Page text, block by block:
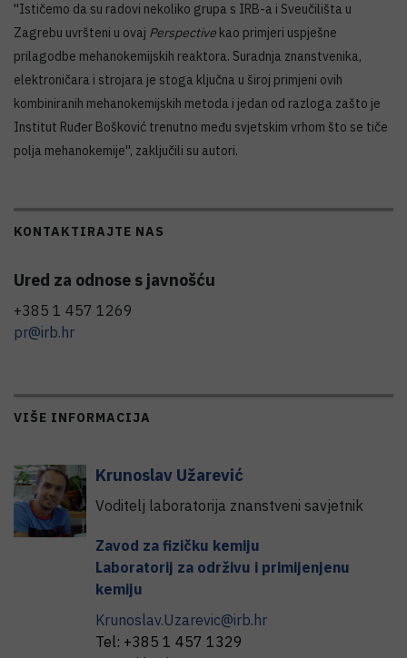
''Ističemo da su radovi nekoliko grupa s IRB-a i Sveučilišta u
Zagrebu uvršteni u ovaj Perspective kao primjeri uspješne
prilagodbe mehanokemijskih reaktora. Suradnja znanstvenika,
elektroničara i strojara je stoga ključna u široj primjeni ovih
kombiniranih mehanokemijskih metoda i jedan od razloga zašto je
Institut Ruđer Bošković trenutno među svjetskim vrhom što se tiče
polja mehanokemije'', zaključili su autori.
KONTAKTIRAJTE NAS
Ured za odnose s javnošću
+385 1 457 1269
pr@irb.hr
VIŠE INFORMACIJA
Krunoslav Užarević
Voditelj laboratorija znanstveni savjetnik
Zavod za fizičku kemiju
Laboratorij za održivu i primijenjenu
kemiju
Krunoslav.Uzarevic@irb.hr
Tel: +385 1 457 1329